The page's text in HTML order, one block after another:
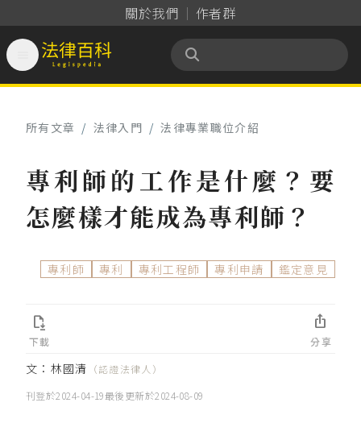
關於我們 作者群
法律百科 Legispedia
所有文章 / 法律入門 / 法律專業職位介紹
專利師的工作是什麼？要
怎麼樣才能成為專利師？
專利師 專利 專利工程師 專利申請 鑑定意見
文： 林國清 （認證法律人）
刊登於2024-04-19最後更新於2024-08-09
下載

分享
